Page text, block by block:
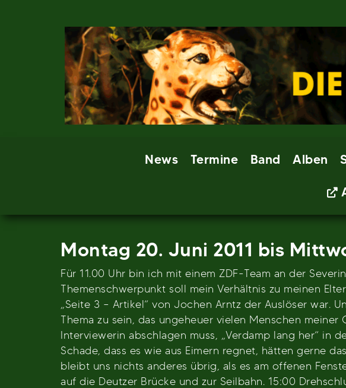
News Termine Band Alben
Montag 20. Juni 2011 bis
Für 11.00 Uhr bin ich mit einem ZDF-Team an der
Themenschwerpunkt soll mein Verhältnis zu meinen
„Seite 3 – Artikel“ von Jochen Arntz der Auslöser war.
Thema zu sein, das ungeheuer vielen Menschen
Interviewerin abschlagen muss, „Verdamp lang her“ in
Schade, dass es wie aus Eimern regnet, hätten gerne
bleibt uns nichts anderes übrig, als es am offenen
auf die Deutzer Brücke und zur Seilbahn. 15:00